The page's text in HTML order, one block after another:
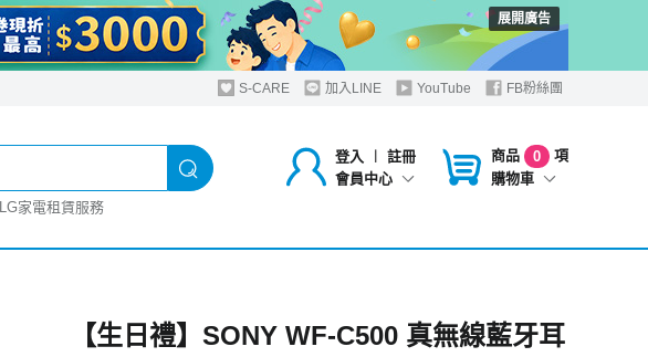
展開廣告
S-CARE 加入LINE YouTube FB粉絲團
登入 ︱
註冊
會員中心
商品 0
項
購物車
LG家電租賃服務
【生日禮】SONY WF-C500 真無線藍牙耳